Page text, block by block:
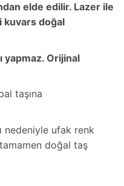
elde edilir. Lazer ile
kuvars doğal
yapmaz. Orijinal
taşına
nedeniyle ufak renk
doğal taş